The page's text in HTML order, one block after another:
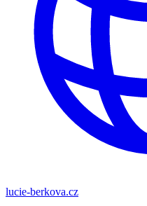
lucie-berkova.cz